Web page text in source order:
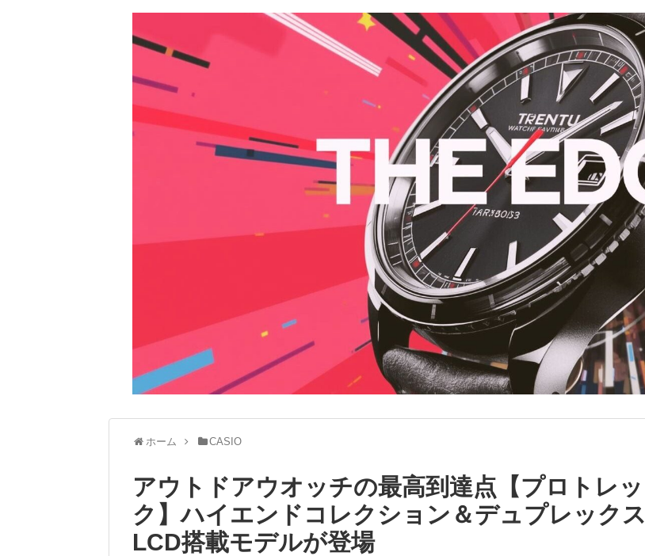
ホーム CASIO
アウトドアウオッチの最高到達点【プロトレッ
ク】ハイエンドコレクション＆デュプレックス
LCD搭載モデルが登場